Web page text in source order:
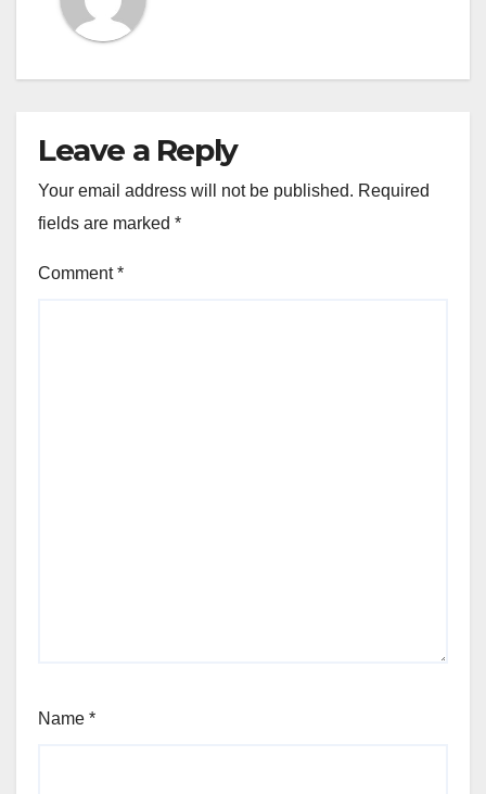
Leave a Reply
Your email address will not be published. Required
fields are marked *
Comment*
Name *